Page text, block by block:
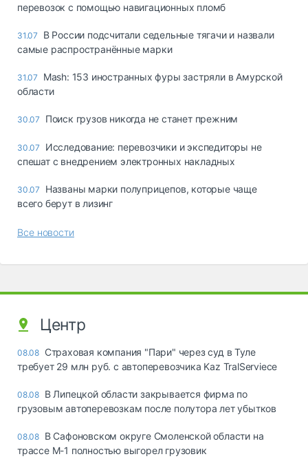
перевозок с помощью навигационных пломб
31.07
В России подсчитали седельные тягачи и назвали
самые распространённые марки
31.07
Mash: 153 иностранных фуры застряли в Амурской
области
30.07 Поиск грузов никогда не станет прежним
30.07
Исследование: перевозчики и экспедиторы не
спешат с внедрением электронных накладных
30.07
Названы марки полуприцепов, которые чаще
всего берут в лизинг
Все новости
Центр
08.08 Страховая компания "Пари" через суд в Туле
требует 29 млн руб. с автоперевозчика Kaz TralServiece
08.08 В Липецкой области закрывается фирма по
грузовым автоперевозкам после полутора лет убытков
08.08 В Сафоновском округе Смоленской области на
трассе М-1 полностью выгорел грузовик